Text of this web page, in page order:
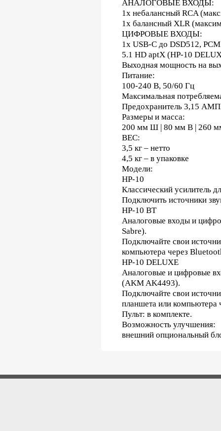
АНАЛОГОВЫЕ ВХОДЫ:
1x небалансный RCA
1x балансный XLR
ЦИФРОВЫЕ ВХОДЫ:
1x USB-C до DSD512,
5.1 HD aptX (HP-10
Выходная мощность на
Питание:
100-240 В, 50/60 Гц
Максимальная
Предохранитель 3,15
Размеры и масса:
200 мм Ш | 80 мм В | 260
ВЕС:
3,5 кг – нетто
4,5 кг – в упаковке
Модели:
HP-10
Классический усилитель
Подключить источники
HP-10 BT
Аналоговые входы и
Sabre).
Подключайте свои
компьютера через
HP-10 DELUXE
Аналоговые и цифровые
(AKM AK4493).
Подключайте свои
планшета или компьютера
Пульт: в комплекте.
Возможность улучшения:
внешний опциональный